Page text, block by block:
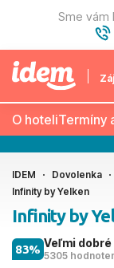
Sme vám
O hoteliTermíny
IDEM Dovolenka
Infinity by Yelken
Infinity by
Veľmi dobré
5305
83%